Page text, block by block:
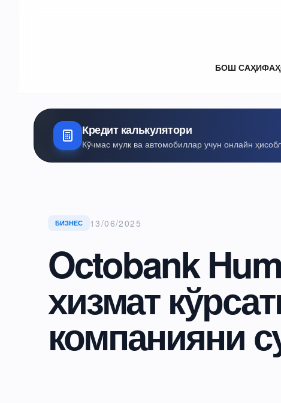
БОШ САҲИФА
Кредит калькулятори
Кўчмас мулк ва автомобиллар учун онлайн
БИЗНЕС 13/06/2025
Octobank
хизмат
компанияни